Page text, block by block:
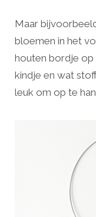
Maar
bloemen in het
houten bordje op
kindje en wat
leuk om op te